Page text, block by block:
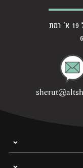
אלטשולר שחם בית השקעות הברזל 19 א' רמת